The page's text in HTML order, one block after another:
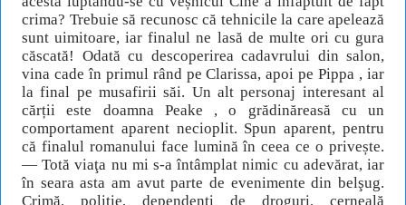
crima? Trebuie să recunosc că tehnicile la care apelează
sunt uimitoare, iar finalul ne lasă de multe ori cu gura
căscată! Odată cu descoperirea cadavrului din salon,
vina cade în primul rând pe Clarissa, apoi pe Pippa , iar
la final pe musafirii săi. Un alt personaj interesant al
cărții este doamna Peake , o grădinăreasă cu un
comportament aparent necioplit. Spun aparent, pentru
că finalul romanului face lumină în ceea ce o privește.
— Totă viaţa nu mi s-a întâmplat nimic cu adevărat, iar
în seara asta am avut parte de evenimente din belşug.
Crimă, poliţie, dependenţi de droguri, cerneală